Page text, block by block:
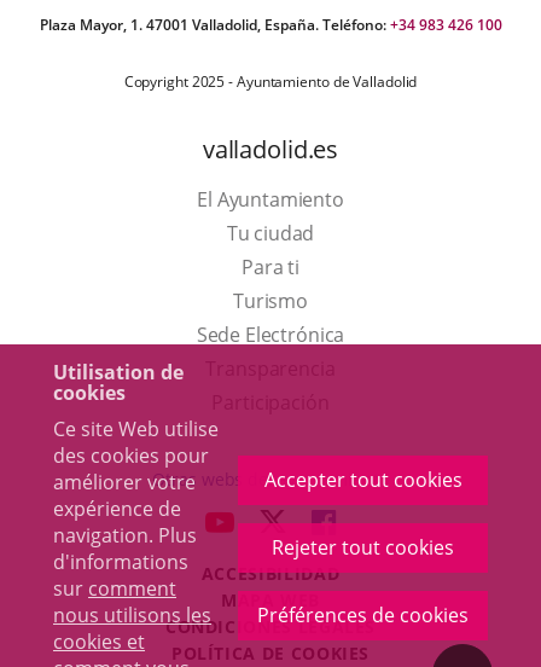
Utilisation de
cookies
Ce site Web utilise
des cookies pour
améliorer votre
expérience de
navigation. Plus
d'informations
sur comment
nous utilisons les
cookies et
Accepter tout cookies
Rejeter tout cookies
Préférences de cookies
Plaza Mayor, 1. 47001 Valladolid, España. Teléfono:+34 983 426 100
Copyright 2025 - Ayuntamiento de Valladolid
valladolid.es
El Ayuntamiento
Tu ciudad
Para ti
TurismoEste
enlace
una
ventana
nueva.
Sede Electrónica
externa.
Otras webs del ayuntamiento
ENLACE
UNA
APLICACIÓN
EXTERNA.
ENLACE
A
UNA
APLICACIÓN
EXTERNA.
ENLACE
A
UNA
APLICACIÓN
EXTERNA.
ACCESIBILIDAD
MAPA WEB
CONDICIONES LEGALES
POLÍTICA DE COOKIES